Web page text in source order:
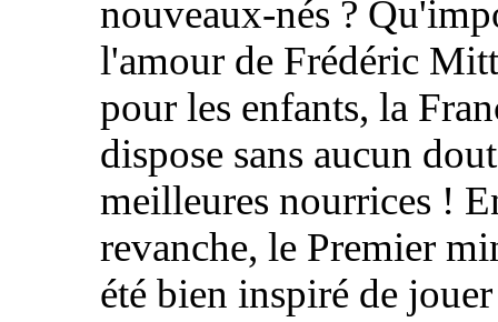
nouveaux-nés ?
l'amour de Frédéric
pour les enfants, la
dispose sans aucun
meilleures nourrices !
revanche, le Premier
été bien inspiré de